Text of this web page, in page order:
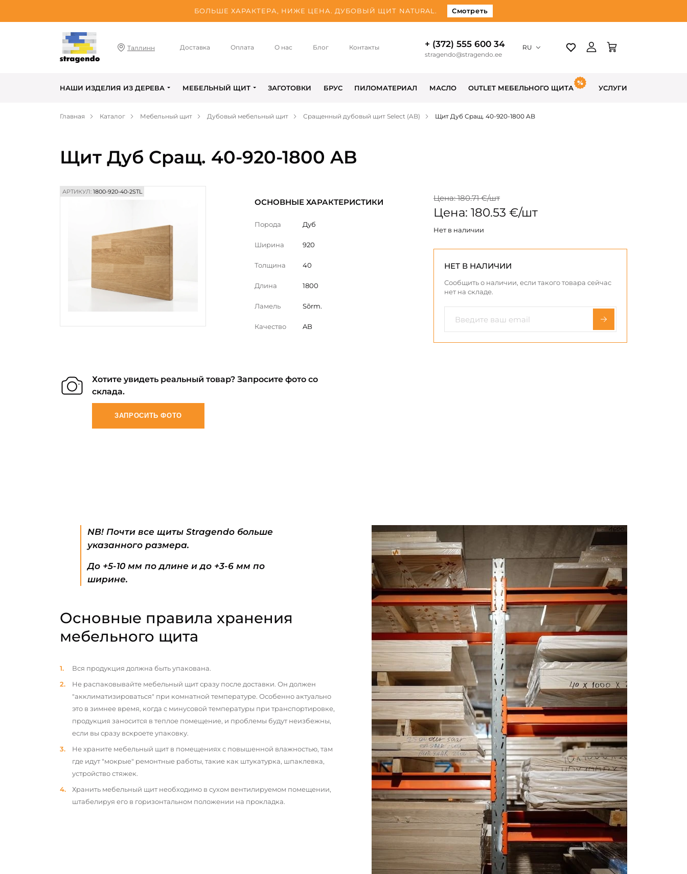
БОЛЬШЕ ХАРАКТЕРА, НИЖЕ ЦЕНА. ДУБОВЫЙ ЩИТ NATURAL. Смотреть
Таллинн Доставка Оплата О нас Блог Контакты + (372) 555 600 34
stragendo@stragendo.ee
RU
НАШИ ИЗДЕЛИЯ ИЗ ДЕРЕВА МЕБЕЛЬНЫЙ ЩИТ ЗАГОТОВКИ БРУС ПИЛОМАТЕРИАЛ МАСЛО OUTLET МЕБЕЛЬНОГО ЩИТА УСЛУГИ
Главная Каталог Мебельный щит Дубовый мебельный щит Сращенный дубовый щит Select (AB) Щит Дуб Сращ. 40-920-1800 AB
Щит Дуб Сращ. 40-920-1800 AB
АРТИКУЛ: 1800-920-40-2STL
ОСНОВНЫЕ ХАРАКТЕРИСТИКИ
Порода Дуб
Ширина 920
Толщина 40
Длина 1800
Ламель Sõrm.
Качество AB
Цена: 180.71 €/шт
Цена: 180.53 €/шт
Нет в наличии
НЕТ В НАЛИЧИИ
Сообщить о наличии, если такого товара сейчас
нет на складе.
Хотите увидеть реальный товар? Запросите фото со
склада.
ЗАПРОСИТЬ ФОТО
NB! Почти все щиты Stragendo больше
указанного размера.
До +5-10 мм по длине и до +3-6 мм по
ширине.
Основные правила хранения
мебельного щита
Вся продукция должна быть упакована.
Не распаковывайте мебельный щит сразу после доставки. Он должен
"акклиматизироваться" при комнатной температуре. Особенно актуально
это в зимнее время, когда с минусовой температуры при транспортировке,
продукция заносится в теплое помещение, и проблемы будут неизбежны,
если вы сразу вскроете упаковку.
Не храните мебельный щит в помещениях с повышенной влажностью, там
где идут "мокрые" ремонтные работы, такие как штукатурка, шпаклевка,
устройство стяжек.
Хранить мебельный щит необходимо в сухом вентилируемом помещении,
штабелируя его в горизонтальном положении на прокладка.